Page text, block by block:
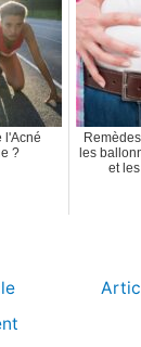
l'Acné
?
les
et